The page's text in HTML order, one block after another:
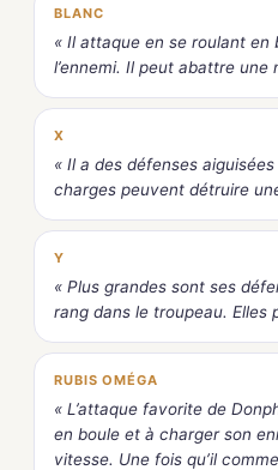
BLANC
« Il attaque en se roulant en
l’ennemi. Il peut abattre une
X
« Il a des défenses
charges peuvent détruire
Y
« Plus grandes sont ses
rang dans le troupeau. Elles
RUBIS OMÉGA
« L’attaque favorite de
en boule et à charger son
vitesse. Une fois qu’il